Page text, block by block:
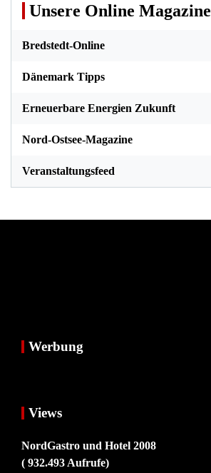
Unsere Online Magazine
Bredstedt-Online
Dänemark Tipps
Erneuerbare Energien Zukunft
Nord-Ostsee-Magazine
Veranstaltungsfeed
Werbung
Views
NordGastro und Hotel 2008
( 932.493 Aufrufe)